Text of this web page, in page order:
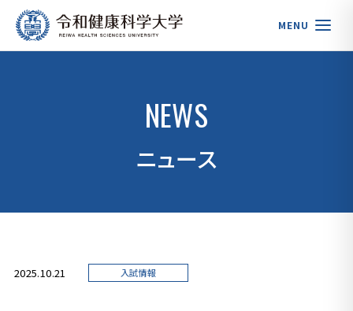
MENU
NEWS
ニュース
2025.10.21 入試情報